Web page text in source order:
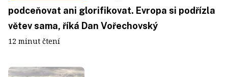
podceňovat ani glorifikovat. Evropa si podřízla
větev sama, říká Dan Vořechovský
12 minut čtení